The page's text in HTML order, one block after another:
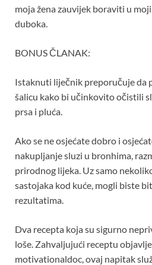
moja žena zauvijek boraviti u
duboka.
BONUS ČLANAK:
Istaknuti liječnik preporučuje da
šalicu kako bi učinkovito očistili
prsa i pluća.
Ako se ne osjećate dobro i
nakupljanje sluzi u bronhima,
prirodnog lijeka. Uz samo
sastojaka kod kuće, mogli biste
rezultatima.
Dva recepta koja su sigurno
loše. Zahvaljujući receptu
motivationaldoc, ovaj napitak